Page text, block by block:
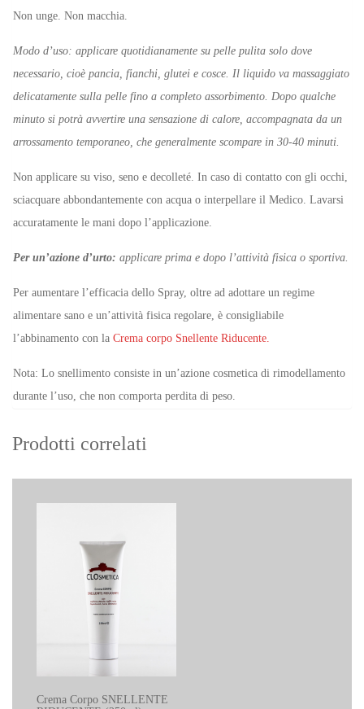
Non unge. Non macchia.
Modo d’uso: applicare quotidianamente su pelle pulita solo dove
necessario, cioè pancia, fianchi, glutei e cosce. Il liquido va massaggiato
delicatamente sulla pelle fino a completo assorbimento. Dopo qualche
minuto si potrà avvertire una sensazione di calore, accompagnata da un
arrossamento temporaneo, che generalmente scompare in 30-40 minuti.
Non applicare su viso, seno e decolleté. In caso di contatto con gli occhi,
sciacquare abbondantemente con acqua o interpellare il Medico. Lavarsi
accuratamente le mani dopo l’applicazione.
Per un’azione d’urto: applicare prima e dopo l’attività fisica o sportiva.
Per aumentare l’efficacia dello Spray, oltre ad adottare un regime
alimentare sano e un’attività fisica regolare, è consigliabile
l’abbinamento con la Crema corpo Snellente Riducente.
Nota: Lo snellimento consiste in un’azione cosmetica di rimodellamento
durante l’uso, che non comporta perdita di peso.
Prodotti correlati
Crema Corpo SNELLENTE